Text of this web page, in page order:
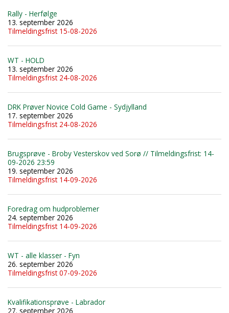
Rally - Herfølge
13. september 2026
Tilmeldingsfrist 15-08-2026
WT - HOLD
13. september 2026
Tilmeldingsfrist 24-08-2026
DRK Prøver Novice Cold Game - Sydjylland
17. september 2026
Tilmeldingsfrist 24-08-2026
Brugsprøve - Broby Vesterskov ved Sorø // Tilmeldingsfrist: 14-
09-2026 23:59
19. september 2026
Tilmeldingsfrist 14-09-2026
Foredrag om hudproblemer
24. september 2026
Tilmeldingsfrist 14-09-2026
WT - alle klasser - Fyn
26. september 2026
Tilmeldingsfrist 07-09-2026
Kvalifikationsprøve - Labrador
27. september 2026